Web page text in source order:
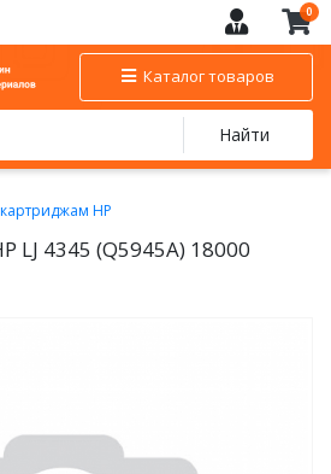
0
Каталог товаров
Найти
HP
LJ 4345 (Q5945A) 18000